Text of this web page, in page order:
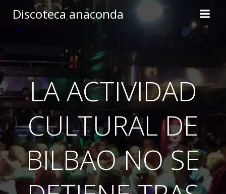
to
Discoteca anaconda
LA ACTIVIDAD
CULTURAL DE
BILBAO NO SE